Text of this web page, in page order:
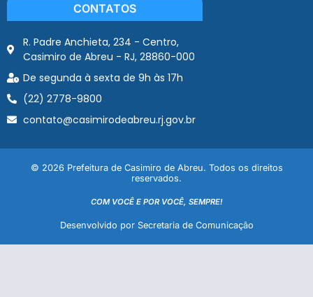
CONTATOS
R. Padre Anchieta, 234 - Centro,
Casimiro de Abreu - RJ, 28860-000
De segunda à sexta de 9h às 17h
(22) 2778-9800
contato@casimirodeabreu.rj.gov.br
© 2026 Prefeitura de Casimiro de Abreu. Todos os direitos
reservados.
COM VOCÊ E POR VOCÊ, SEMPRE!
Desenvolvido por Secretaria de Comunicação